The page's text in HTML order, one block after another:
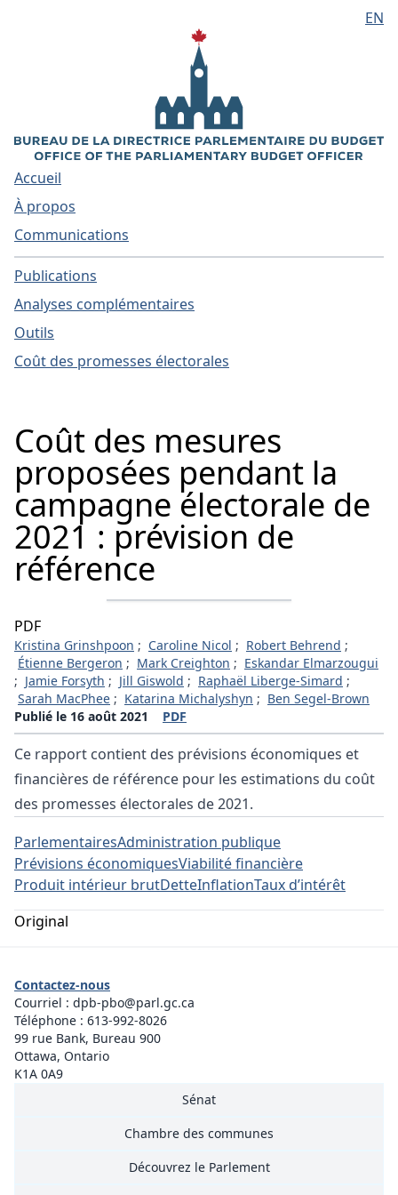
Aller au contenu principal
EN
Accueil
À propos
Communications
Publications
Analyses complémentaires
Outils
Coût des promesses électorales
Coût des mesures
proposées pendant la
campagne électorale de
2021 : prévision de
référence
PDF
Kristina Grinshpoon ; Caroline Nicol ; Robert Behrend ;
Étienne Bergeron ; Mark Creighton ; Eskandar Elmarzougui
; Jamie Forsyth ; Jill Giswold ; Raphaël Liberge-Simard ;
Sarah MacPhee ; Katarina Michalyshyn ; Ben Segel-Brown
Publié le 16 août 2021
PDF
Ce rapport contient des prévisions économiques et
financières de référence pour les estimations du coût
des promesses électorales de 2021.
ParlementairesAdministration publique
Prévisions économiquesViabilité financière
Produit intérieur brutDetteInflationTaux d’intérêt
Original
Sénat
Chambre des communes
Découvrez le Parlement
Contactez-nous
Courriel : dpb-pbo@parl.gc.ca
Téléphone : 613-992-8026
99 rue Bank, Bureau 900
Ottawa, Ontario
K1A 0A9